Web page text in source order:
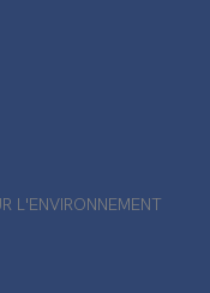
L'ENVIRONNEMENT